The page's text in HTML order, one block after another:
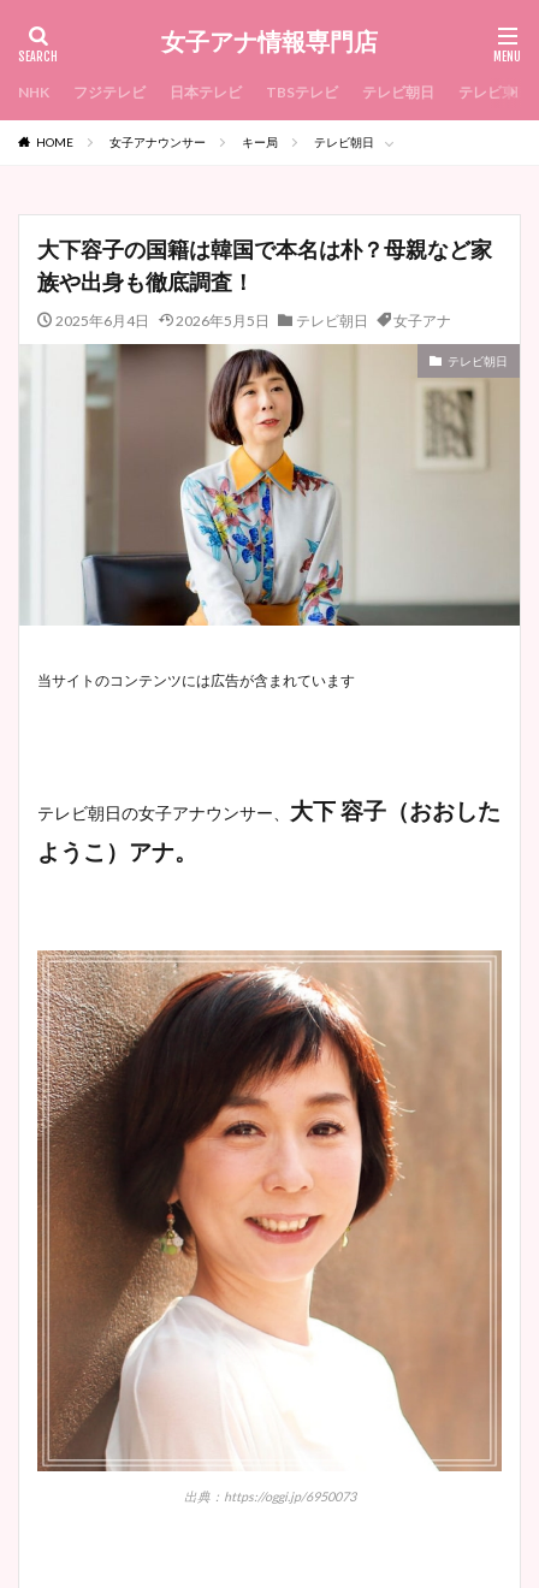
女子アナ情報専門店
NHK フジテレビ 日本テレビ TBSテレビ テレビ朝日 テレビ東京
HOME 女子アナウンサー キー局 テレビ朝日
大下容子の国籍は韓国で本名は朴？母親など家
族や出身も徹底調査！
2025年6月4日 2026年5月5日 テレビ朝日 女子アナ
テレビ朝日
当サイトのコンテンツには広告が含まれています
テレビ朝日の女子アナウンサー、 大下 容子（おおした
ようこ）アナ。
出典：https://oggi.jp/6950073